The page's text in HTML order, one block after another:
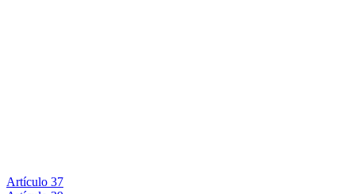
Artículo 37